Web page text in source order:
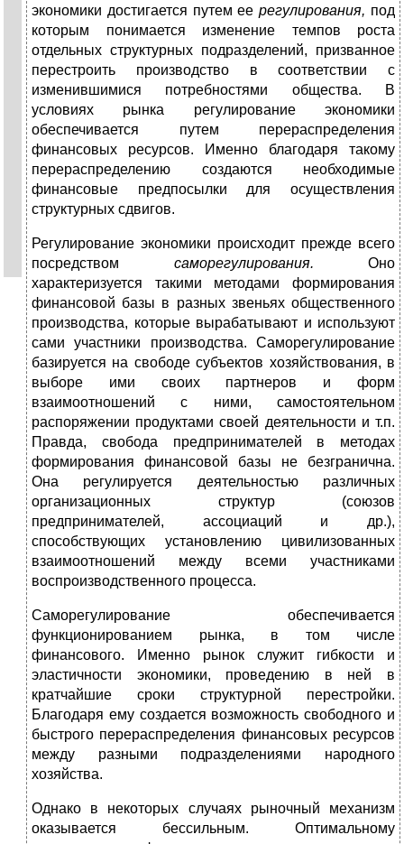
экономики достигается путем еерегулирования, под
которым понимается изменение темпов роста
отдельных структурных подразделений, призванное
перестроить производство в соответствии с
изменившимися потребностями общества. В
условиях рынка регулирование экономики
обеспечивается путем перераспределения
финансовых ресурсов. Именно благодаря такому
перераспределению создаются необходимые
финансовые предпосылки для осуществления
структурных сдвигов.
Регулирование экономики происходит прежде всего
посредством саморегулирования. Оно
характеризуется такими методами формирования
финансовой базы в разных звеньях общественного
производства, которые вырабатывают и используют
сами участники производства. Саморегулирование
базируется на свободе субъектов хозяйствования, в
выборе
ими своих партнеров и форм
взаимоотношений с ними, самостоятельном
распоряжении продуктами своей деятельности и т.п.
Правда, свобода предпринимателей в методах
формирования финансовой базы не безгранична.
Она регулируется деятельностью различных
организационных структур (союзов
предпринимателей, ассоциаций и др.),
способствующих установлению цивилизованных
взаимоотношений между всеми участниками
воспроизводственного процесса.
Саморегулирование обеспечивается
функционированием рынка, в том числе
финансового. Именно рынок служит гибкости и
эластичности экономики, проведению в ней в
кратчайшие сроки структурной перестройки.
Благодаря ему создается возможность свободного и
быстрого перераспределения финансовых ресурсов
между разными подразделениями народного
хозяйства.
Однако в некоторых случаях рыночный
механизм
оказывается бессильным. Оптимальному